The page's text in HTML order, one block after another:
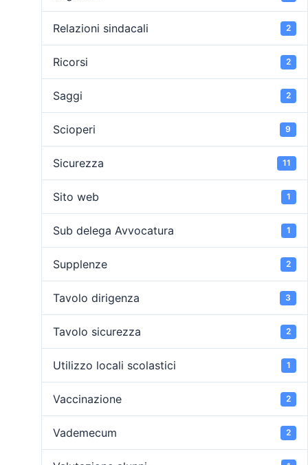
Relazioni sindacali 2
Ricorsi 2
Saggi 2
Scioperi 9
Sicurezza 11
Sito web 1
Sub delega Avvocatura 1
Supplenze 2
Tavolo dirigenza 3
Tavolo sicurezza 2
Utilizzo locali scolastici 1
Vaccinazione 2
Vademecum 2